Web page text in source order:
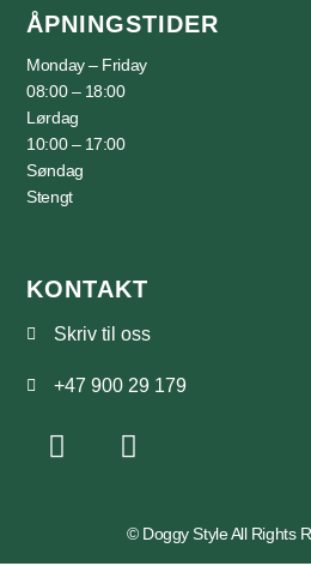
ÅPNINGSTIDER
Monday – Friday
08:00 – 18:00
Lørdag
10:00 – 17:00
Søndag
Stengt
KONTAKT
Skriv til oss
+47 900 29 179
© Doggy Style All Rights